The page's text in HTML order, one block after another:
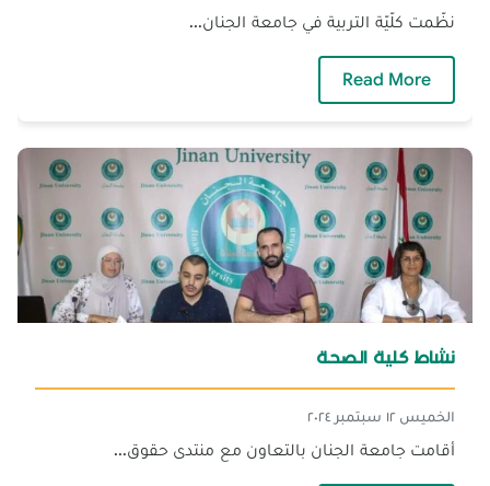
نظّمت كلّيّة التربية في جامعة الجنان...
Read More
نشاط كلية الصحة
الخميس ١٢ سبتمبر ٢٠٢٤
أقامت جامعة الجنان بالتعاون مع منتدى حقوق...